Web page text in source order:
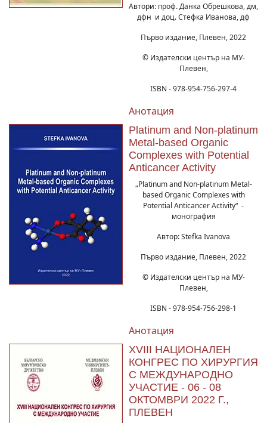
Автори: проф. Данка Обрешкова, дм,
дфн и доц. Стефка Иванова, дф
Първо издание, Плевен, 2022
© Издателски център на МУ-
Плевен,
ISBN - 978-954-756-297-4
Анотация
Platinum and Non-platinum
Metal-based Organic
Complexes with Potential
Anticancer Activity
„Platinum and Non-platinum Metal-
based Organic Complexes with
Potential Anticancer Activity“ -
монография
Автор: Stefka Ivanova
Първо издание, Плевен, 2022
© Издателски център на МУ-
Плевен,
ISBN - 978-954-756-298-1
Анотация
XVIII НАЦИОНАЛЕН
КОНГРЕС ПО ХИРУРГИЯ
С МЕЖДУНАРОДНО
УЧАСТИЕ - 06 - 08
ОКТОМВРИ 2022 Г.,
ПЛЕВЕН